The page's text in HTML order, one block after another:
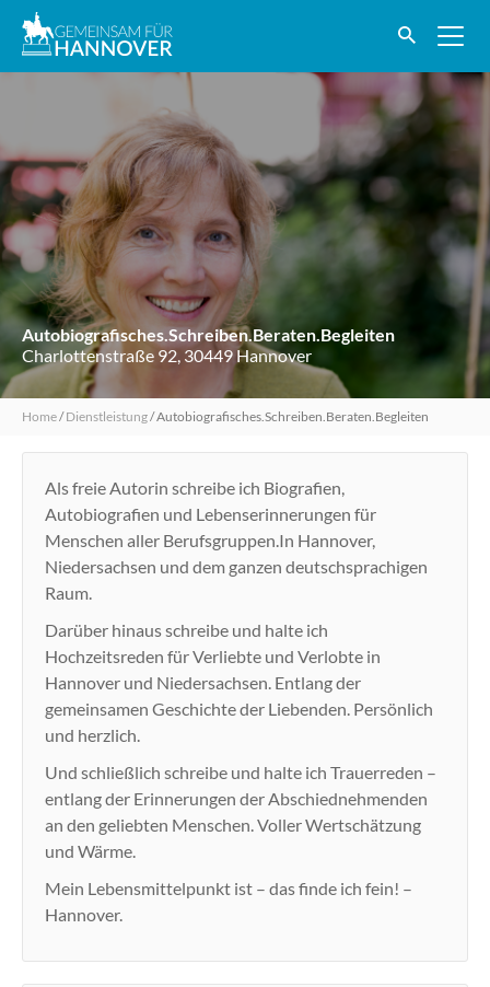
Autobiografisches.Schreiben.Beraten.Begleiten
Charlottenstraße 92, 30449 Hannover
Home/Dienstleistung/Autobiografisches.Schreiben.Beraten.Begleiten
Als freie Autorin schreibe ich Biografien,
Autobiografien und Lebenserinnerungen für
Menschen aller Berufsgruppen.In Hannover,
Niedersachsen und dem ganzen deutschsprachigen
Raum.
Darüber hinaus schreibe und halte ich
Hochzeitsreden für Verliebte und Verlobte in
Hannover und Niedersachsen. Entlang der
gemeinsamen Geschichte der Liebenden. Persönlich
und herzlich.
Und schließlich schreibe und halte ich Trauerreden –
entlang der Erinnerungen der Abschiednehmenden
an den geliebten Menschen. Voller Wertschätzung
und Wärme.
Mein Lebensmittelpunkt ist – das finde ich fein! –
Hannover.